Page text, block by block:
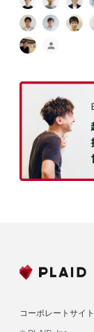
コーポレートサイト